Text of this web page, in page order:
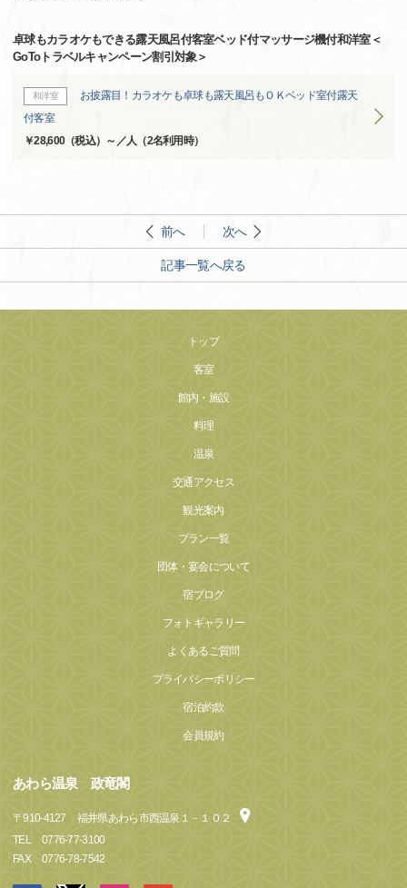
卓球もカラオケもできる露天風呂付客室ベッド付マッサージ機付和洋室＜
GoToトラベルキャンペーン割引対象＞
和洋室
お披露目！カラオケも卓球も露天風呂もＯＫベッド室付露天
付客室
￥28,600（税込）～／人（2名利用時）
前へ 次へ
記事一覧へ戻る
トップ
客室
館内・施設
料理
温泉
交通アクセス
観光案内
プラン一覧
団体・宴会について
宿ブログ
フォトギャラリー
よくあるご質問
プライバシーポリシー
宿泊約款
会員規約
あわら温泉 政竜閣
〒910-4127
福井県あわら市西温泉１－１０２
TEL
0776-77-3100
FAX
0776-78-7542